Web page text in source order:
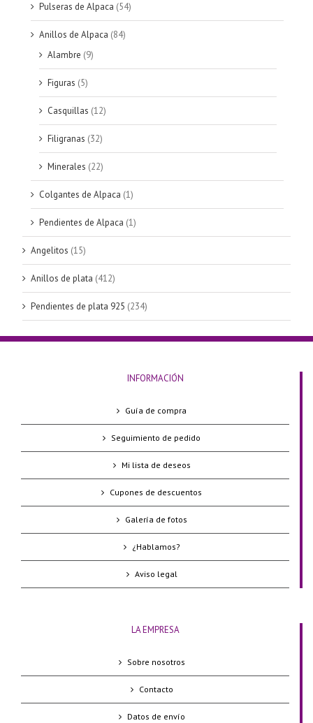
Pulseras de Alpaca (54)
Anillos de Alpaca (84)
Alambre (9)
Figuras (5)
Casquillas (12)
Filigranas (32)
Minerales (22)
Colgantes de Alpaca (1)
Pendientes de Alpaca (1)
Angelitos (15)
Anillos de plata (412)
Pendientes de plata 925 (234)
INFORMACIÓN
Guía de compra
Seguimiento de pedido
Mi lista de deseos
Cupones de descuentos
Galería de fotos
¿Hablamos?
Aviso legal
LA EMPRESA
Sobre nosotros
Contacto
Datos de envío